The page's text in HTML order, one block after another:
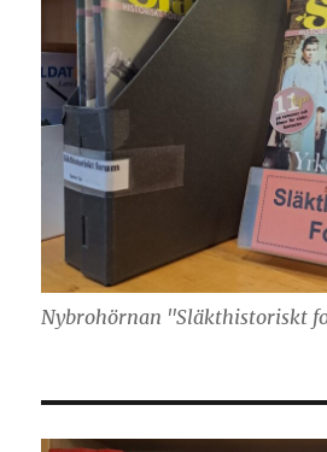
Nybrohörnan "Släkthistoriskt